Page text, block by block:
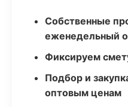
Собственные
еженедельный
Фиксируем
Подбор и
оптовым ценам